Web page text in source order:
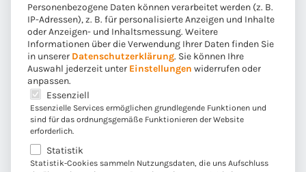
Personenbezogene Daten können verarbeitet werden (z. B.
IP-Adressen), z. B. für personalisierte Anzeigen und Inhalte
oder Anzeigen- und Inhaltsmessung. Weitere
Informationen über die Verwendung Ihrer Daten finden Sie
in unserer Datenschutzerklärung. Sie können Ihre
Auswahl jederzeit unter Einstellungen widerrufen oder
anpassen.
Es folgt eine Liste der Service-Gruppen, für die eine
Essenziell
Essenzielle Services ermöglichen grundlegende Funktionen und
sind für das ordnungsgemäße Funktionieren der Website
erforderlich.
Statistik
Statistik-Cookies sammeln Nutzungsdaten, die uns Aufschluss